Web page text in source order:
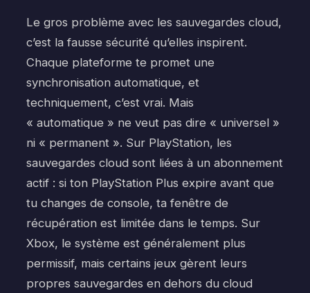
Le gros problème avec les sauvegardes cloud,
c’est la fausse sécurité qu’elles inspirent.
Chaque plateforme te promet une
synchronisation automatique, et
techniquement, c’est vrai. Mais
« automatique » ne veut pas dire « universel »
ni « permanent ». Sur PlayStation, les
sauvegardes cloud sont liées à un abonnement
actif : si ton PlayStation Plus expire avant que
tu changes de console, ta fenêtre de
récupération est limitée dans le temps. Sur
Xbox, le système est généralement plus
permissif, mais certains jeux gèrent leurs
propres sauvegardes en dehors du cloud